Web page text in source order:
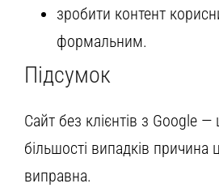
зробити контент
формальним.
Підсумок
Сайт без клієнтів з Google
більшості випадків причина
виправна.